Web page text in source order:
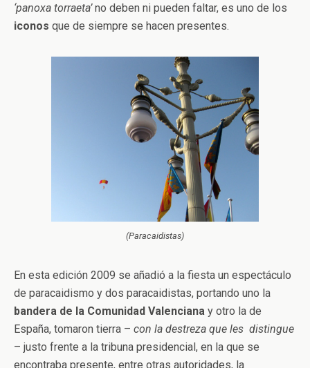
‘panoxa torraeta’no deben ni pueden faltar, es uno de los
iconos que de siempre se hacen presentes.
(Paracaidistas)
En esta edición 2009 se añadió a la fiesta un espectáculo
de paracaidismo y dos paracaidistas, portando uno la
bandera de la Comunidad Valenciana y otro la de
España, tomaron tierra – con la destreza que les distingue
– justo frente a la tribuna presidencial, en la que se
encontraba presente, entre otras autoridades, la